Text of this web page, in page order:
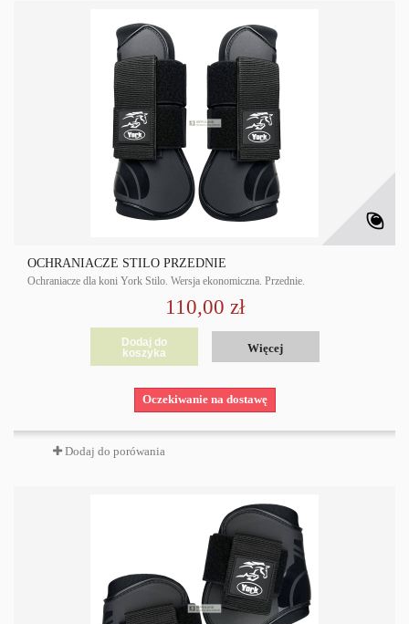
OCHRANIACZE STILO PRZEDNIE
Ochraniacze dla koni York Stilo. Wersja ekonomiczna. Przednie.
110,00 zł
Dodaj do
koszyka
Więcej
Oczekiwanie na dostawę
Dodaj do porówania